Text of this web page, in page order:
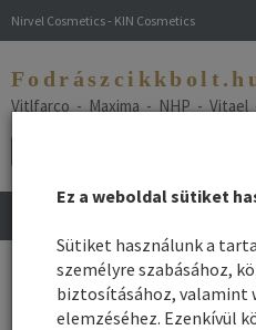
Nirvel Cosmetics - KIN Cosmetics
Vitlfarco - Maxima - NHP - Vitael
navigation
Főoldal/Webshop/
Színes póthaj
Ez a weboldal sütiket
Sütiket használunk a
személyre szabásához,
biztosításához, valamint
elemzéséhez. Ezenkívül